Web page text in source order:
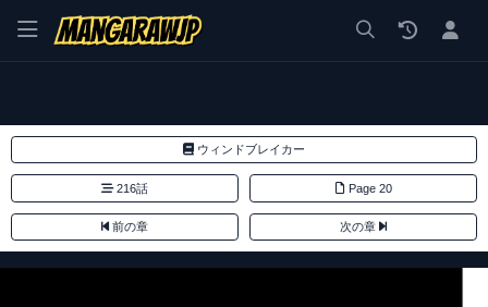
ウィンドブレイカー
216話 Page 20
前の章 次の章
漫画 raw, mangaraw, manga raw, manga1001, manga1000, エロ 漫画, エ